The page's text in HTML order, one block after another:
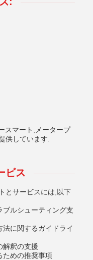
スマート,メータープ
供しています.
ビス
とサービスには,以下
ルシューティング支
に関するガイドライ
解釈の支援
ための推奨事項